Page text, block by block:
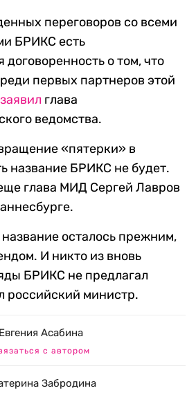
переговоров со всеми
БРИКС есть
о том, что
первых партнеров этой
заявил глава
ведомства.
«пятерки» в
название БРИКС не будет.
глава МИД Сергей Лавров
осталось прежним,
И никто из вновь
БРИКС не предлагал
российский министр.
Евгения Асабина
с автором
Забродина